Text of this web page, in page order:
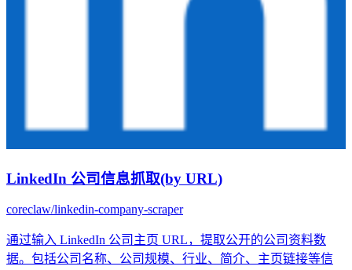
LinkedIn 公司信息抓取(by URL)
coreclaw/linkedin-company-scraper
通过输入 LinkedIn 公司主页 URL，提取公开的公司资料数
据。包括公司名称、公司规模、行业、简介、主页链接等信